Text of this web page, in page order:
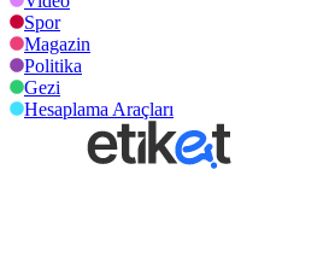
Spor
Magazin
Politika
Gezi
Hesaplama Araçları